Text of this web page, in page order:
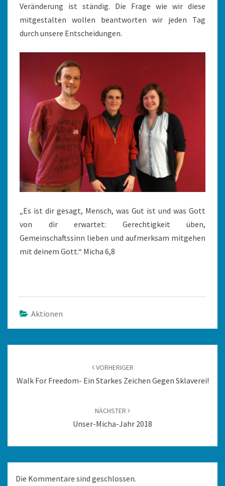
Veränderung ist ständig. Die Frage wie wir diese
mitgestalten wollen beantworten wir jeden Tag
durch unsere Entscheidungen.
„Es ist dir gesagt, Mensch, was Gut ist und was Gott
von dir erwartet: Gerechtigkeit üben,
Gemeinschaftssinn lieben und aufmerksam mitgehen
mit deinem Gott.“ Micha 6,8
Aktionen
VORHERIGER
Walk For Freedom- Ein Starkes Zeichen Gegen Sklaverei!
NÄCHSTER
Unser-Micha-Jahr 2018
Die Kommentare sind geschlossen.